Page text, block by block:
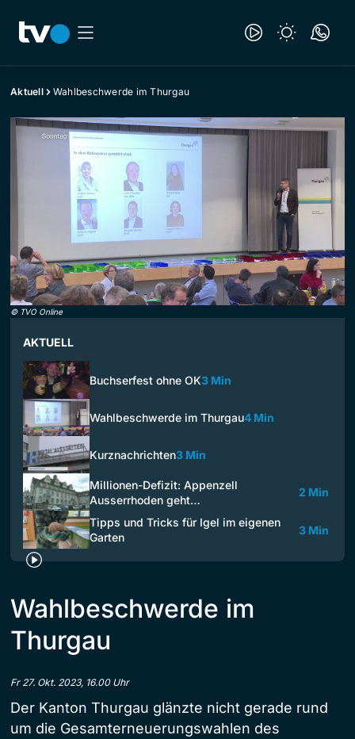
Aktuell Wahlbeschwerde im Thurgau
© TVO Online
AKTUELL
Buchserfest ohne OK3 Min
Wahlbeschwerde im Thurgau4 Min
Kurznachrichten3 Min
Millionen-Defizit: Appenzell
Ausserrhoden geht…
2 Min
Tipps und Tricks für Igel im eigenen
Garten
3 Min
Wahlbeschwerde im
Thurgau
Fr 27. Okt. 2023, 16.00 Uhr
Der Kanton Thurgau glänzte nicht gerade rund
um die Gesamterneuerungswahlen des